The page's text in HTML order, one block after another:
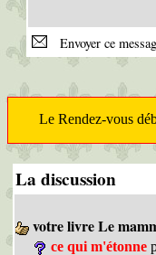
Envoyer ce
Le Rendez-vous
La discussion
votre livre Le
ce qui m'étonne